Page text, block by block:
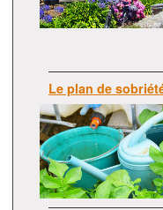
Le plan de